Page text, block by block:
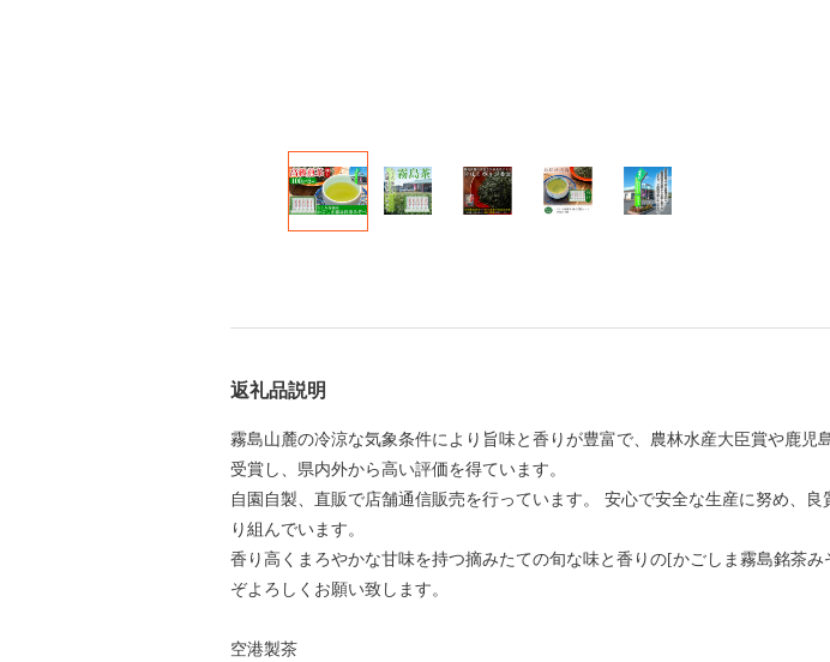
返礼品説明
霧島山麓の冷涼な気象条件により旨味と香りが豊富で、農林水産大臣賞や鹿児
受賞し、県内外から高い評価を得ています。
自園自製、直販で店舗通信販売を行っています。 安心で安全な生産に努め、良
り組んでいます。
香り高くまろやかな甘味を持つ摘みたての旬な味と香りの[かごしま霧島銘茶み
ぞよろしくお願い致します。
空港製茶